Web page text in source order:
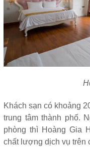
Khách sạn có khoảng
trung tâm thành phố.
phòng thì Hoàng Gia
chất lượng dịch vụ trên